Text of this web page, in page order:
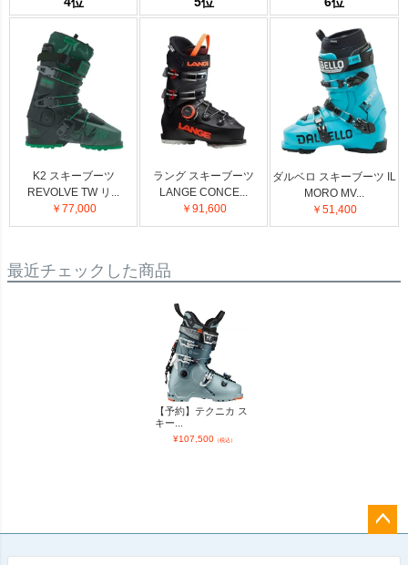
K2 スキーブーツ
REVOLVE TW リ...
￥77,000
ラング スキーブーツ
LANGE CONCE...
￥91,600
ダルベロ スキーブーツ IL
MORO MV...
￥51,400
最近チェックした商品
【予約】テクニカ ス
キー...
¥107,500（税込）